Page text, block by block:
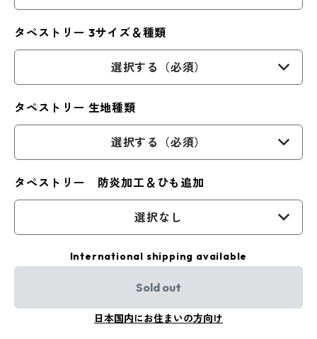
タペストリー 3サイズ＆種類
選択する（必須）
タペストリー 生地種類
選択する（必須）
タペストリー 防炎加工＆ひも追加
選択なし
International shipping available
Sold out
日本国内にお住まいの方向け